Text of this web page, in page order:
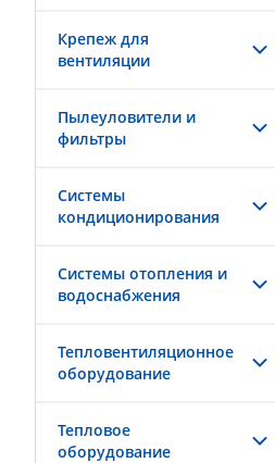
Крепеж для
вентиляции
Пылеуловители и
фильтры
Системы
кондиционирования
Системы отопления и
водоснабжения
Тепловентиляционное
оборудование
Тепловое
оборудование